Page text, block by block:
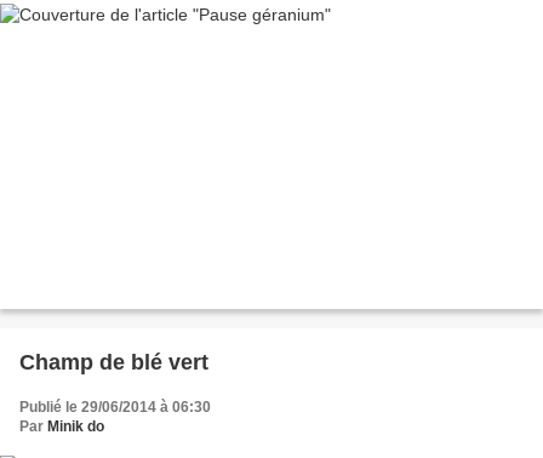
Champ de blé vert
Publié le 29/06/2014 à 06:30
Par Minik do